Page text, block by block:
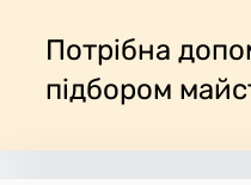
Потрібна
підбором